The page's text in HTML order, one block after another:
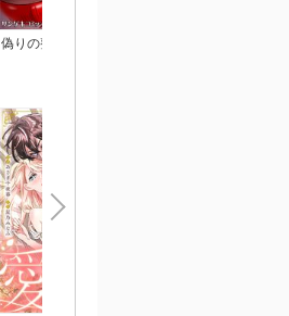
偽りの整形ブス、愛され